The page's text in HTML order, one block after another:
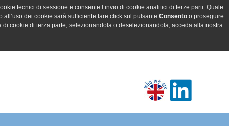
tecnici di sessione e consente l’invio di cookie analitici di terze parti. Quale
dei cookie sarà sufficiente fare click sul pulsante Consentoo proseguire
cookie di terza parte, selezionandola o deselezionandola, acceda alla nostra